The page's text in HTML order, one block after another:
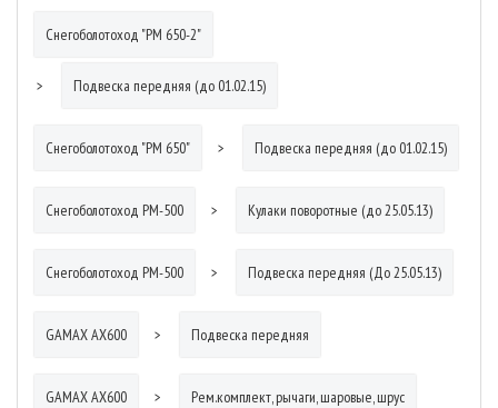
Снегоболотоход "РМ 650-2"
Подвеска передняя (до 01.02.15)
Снегоболотоход "РМ 650" Подвеска передняя (до 01.02.15)
Снегоболотоход РМ-500 Кулаки поворотные (до 25.05.13)
Снегоболотоход РМ-500 Подвеска передняя (До 25.05.13)
GAMAX AX600 Подвеска передняя
GAMAX AX600 Рем.комплект, рычаги, шаровые, шрус